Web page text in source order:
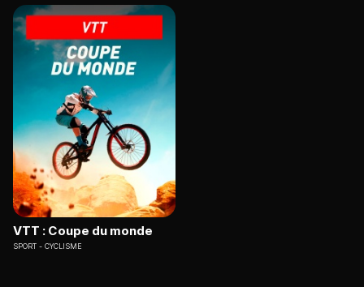
VTT : Coupe du monde
SPORT CYCLISME